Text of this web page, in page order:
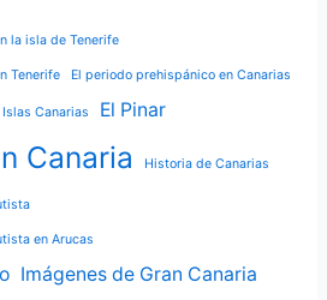
la isla de Tenerife
Tenerife El periodo prehispánico en Canarias
Canarias El Pinar
Canaria Historia de Canarias
en Arucas
Imágenes de Gran Canaria